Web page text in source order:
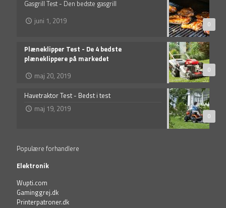
0
Gasgrill Test - Den bedste gasgrill
juni 1, 2019
0
Plæneklipper Test - De 4 bedste
plæneklippere på markedet
maj 20, 2019
0
Havetraktor Test - Bedst i test
maj 19, 2019
Populære forhandlere
Elektronik
Wupti.com
Gaminggrej.dk
Printerpatroner.dk